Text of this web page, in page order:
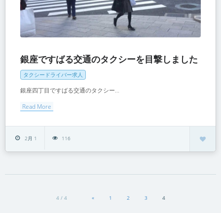
銀座ですばる交通のタクシーを目撃しました
タクシードライバー求人
銀座四丁目ですばる交通のタクシー...
Read More
2月 1 116
4 / 4 « 1 2 3 4